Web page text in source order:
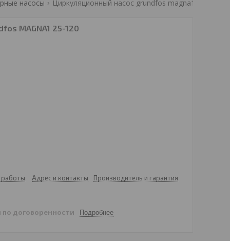
насосы
MAGNA1 25-120
работы Адрес и контакты Производитель и гарантия
по договоренности Подробнее